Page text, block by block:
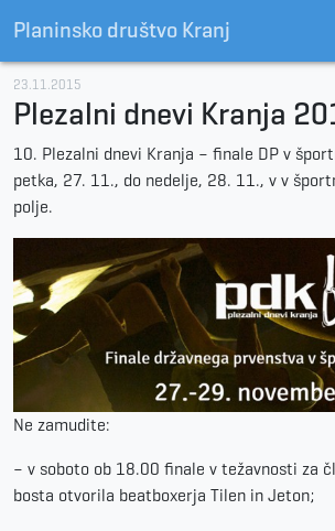
Planinsko društvo Kranj
23.11.2015
Plezalni dnevi Kranja
10. Plezalni dnevi Kranja – finale DP v
petka, 27. 11., do nedelje, 28. 11., v v
polje.
Ne zamudite:
– v soboto ob 18.00 finale v težavnosti za
bosta otvorila beatboxerja Tilen in Jeton;